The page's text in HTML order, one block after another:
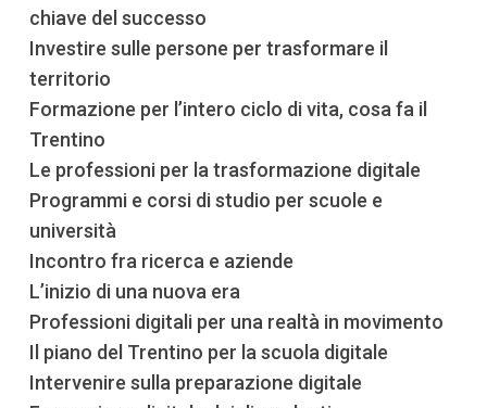
chiave del successo
Investire sulle persone per trasformare il
territorio
Formazione per l’intero ciclo di vita, cosa fa il
Trentino
Le professioni per la trasformazione digitale
Programmi e corsi di studio per scuole e
università
Incontro fra ricerca e aziende
L’inizio di una nuova era
Professioni digitali per una realtà in movimento
Il piano del Trentino per la scuola digitale
Intervenire sulla preparazione digitale